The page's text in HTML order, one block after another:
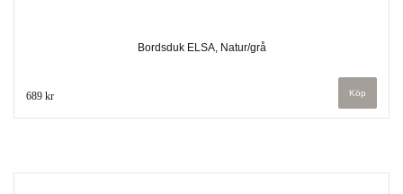
Bordsduk ELSA, Natur/grå
689 kr